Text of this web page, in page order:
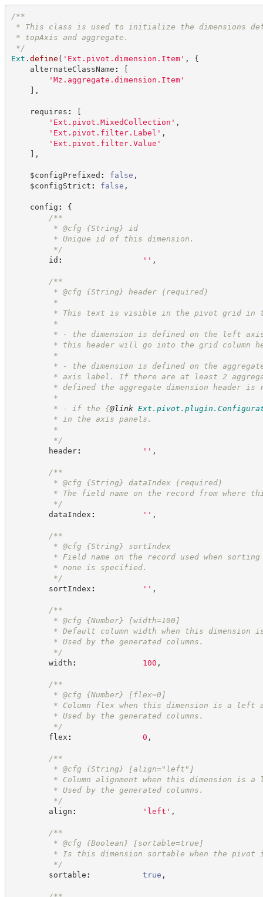
/**
* This class is used to initialize the dimensions
* topAxis and aggregate.
*/
Ext . define ( ' Ext.pivot.dimension.Item' ,
{
alternateClassName :
[
' Mz.aggregate.dimension.Item'
] ,
requires :
[
' Ext.pivot.MixedCollection ' ,
' Ext.pivot.filter.Label ' ,
' Ext.pivot.filter.Value '
] ,
$configPrefixed : false ,
$configStrict : false ,
config :
{
/**
* @cfg {String}
id
* Unique id of this dimension.
*/
id : ' ' ,
/**
* @cfg {String}
header (required)
*
* This text is visible in the pivot grid in
*
* - the dimension is defined on the left axis.
* this header will go into the grid column
*
* - the dimension is defined on the aggregate.
* axis label. If there are at least 2 aggregate
* defined the aggregate dimension header is
*
* - if the {@link
* in the axis panels.
*
*/
header: ' ' ,
/**
* @cfg {String}
dataIndex (required)
* The field name on the record from where
*/
dataIndex : ' ' ,
/**
* @cfg {String}
sortIndex
* Field name on the record used when sorting
* none is specified.
*/
sortIndex : ' ' ,
/**
* @cfg {Number}
[width=100]
* Default column width when this dimension is
* Used by the generated columns.
*/
width : 100 ,
/**
* @cfg {Number}
[flex=0]
* Column flex when this dimension is a left
* Used by the generated columns.
*/
flex : 0 ,
/**
* @cfg {String}
[align="left"]
* Column alignment when this dimension is a
* Used by the generated columns.
*/
align : ' left ' ,
/**
* @cfg {Boolean}
[sortable=true]
* Is this dimension sortable when the pivot is
*/
sortable : true ,